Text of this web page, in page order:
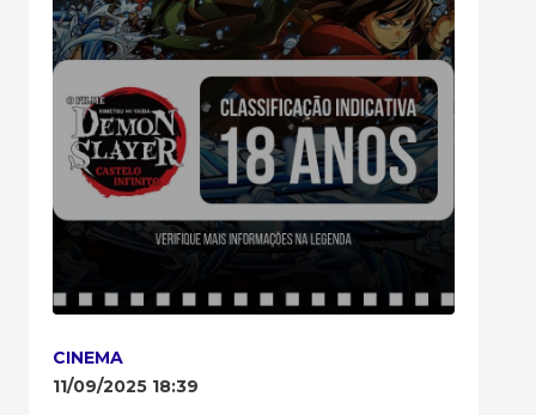
CINEMA
11/09/2025 18:39